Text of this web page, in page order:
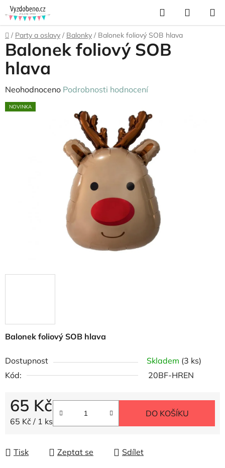
Přejít
na
obsah
Hledat
KOŠÍK
Domů
/ Party a oslavy / Balonky / Balonek foliový SOB hlava
Balonek foliový SOB hlava
Dostupnost Skladem (3 ks)
Kód:
20BF-HREN
65 Kč
Měrná cena:
65 Kč / 1 ks
DO KOŠÍKU
Tisk Zeptat se Sdílet
Balonek foliový SOB
hlava
Průměrné
hodnocení
Neohodnoceno Podrobnosti hodnocení
NOVINKA